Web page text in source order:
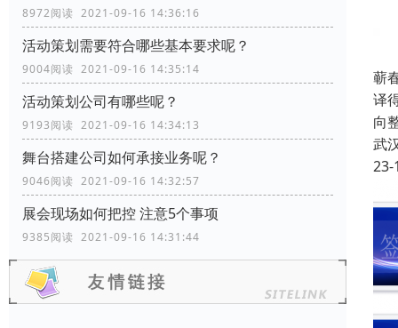
8972阅读 2021-09-16 14:36:16
活动策划需要符合哪些基本要求呢？
9004阅读 2021-09-16 14:35:14
活动策划公司有哪些呢？
9193阅读 2021-09-16 14:34:13
舞台搭建公司如何承接业务呢？
9046阅读 2021-09-16 14:32:57
展会现场如何把控 注意5个事项
9385阅读 2021-09-16 14:31:44
蕲
译
向
武
23-